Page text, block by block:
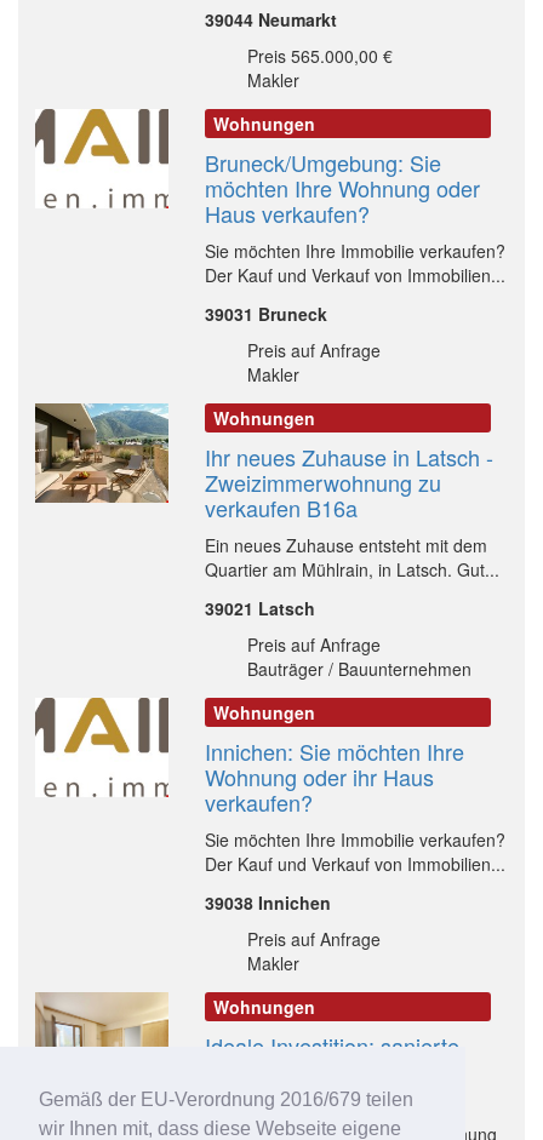
Gemäß der EU-Verordnung 2016/679 teilen
wir Ihnen mit, dass diese Webseite eigene
39044 Neumarkt
Preis 565.000,00 €
Makler
Wohnungen
Bruneck/Umgebung: Sie
möchten Ihre Wohnung oder
Haus verkaufen?
Sie möchten Ihre Immobilie verkaufen?
Der Kauf und Verkauf von Immobilien...
39031 Bruneck
Preis auf Anfrage
Makler
Wohnungen
Ihr neues Zuhause in Latsch -
Zweizimmerwohnung zu
verkaufen B16a
Ein neues Zuhause entsteht mit dem
Quartier am Mühlrain, in Latsch. Gut...
39021 Latsch
Preis auf Anfrage
Bauträger / Bauunternehmen
Wohnungen
Innichen: Sie möchten Ihre
Wohnung oder ihr Haus
verkaufen?
Sie möchten Ihre Immobilie verkaufen?
Der Kauf und Verkauf von Immobilien...
39038 Innichen
Preis auf Anfrage
Makler
Wohnungen
Ideale Investition: sanierte
Balkon (WG4)
Generalsanierte Zweizimmerwohnung